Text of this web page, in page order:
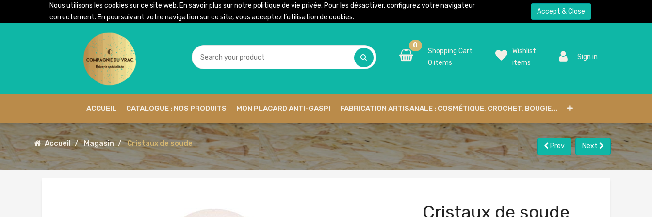
Nous utilisons les cookies sur ce site web. En savoir plus sur notre politique de vie privée. Pour les désactiver, configurez votre navigateur
correctement. En poursuivant votre navigation sur ce site, vous acceptez l’utilisation de cookies.
Accept & Close
0
Shopping Cart
0 items
Wishlist
items
Sign in
ACCUEIL CATALOGUE : NOS PRODUITS MON PLACARD ANTI-GASPI FABRICATION ARTISANALE : COSMÉTIQUE, CROCHET, BOUGIE...
Accueil Magasin Cristaux de soude Prev Next
Cristaux de soude